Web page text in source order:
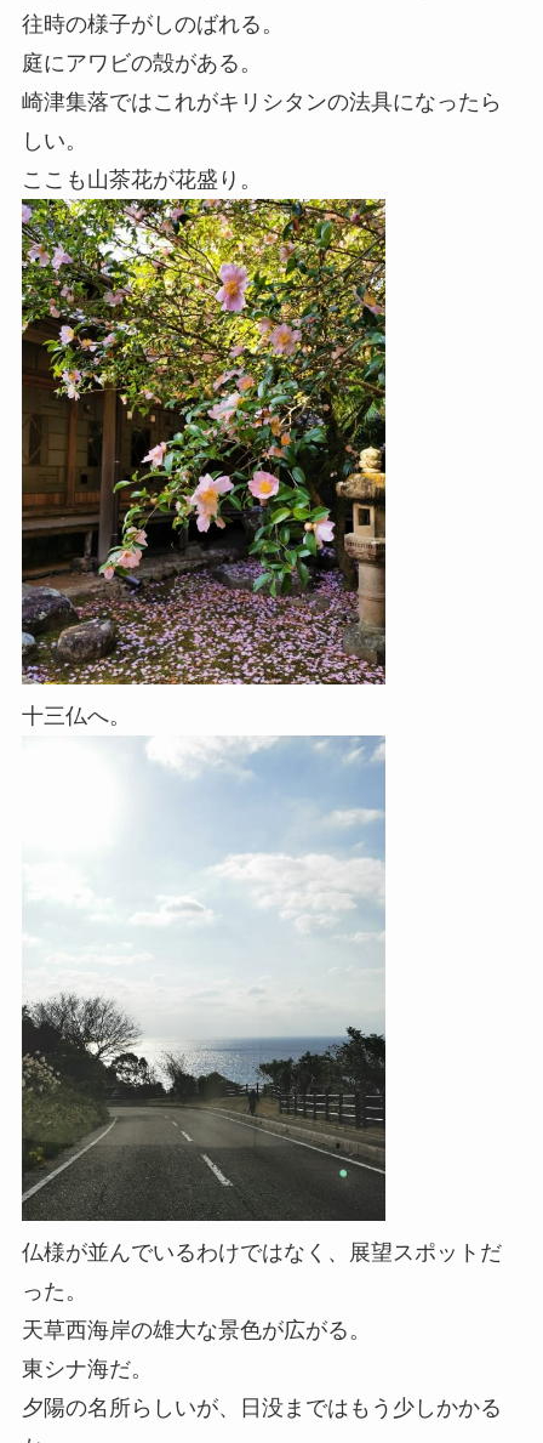
往時の様子がしのばれる。
庭にアワビの殻がある。
崎津集落ではこれがキリシタンの法具になったら
しい。
ここも山茶花が花盛り。
十三仏へ。
仏様が並んでいるわけではなく、展望スポットだ
った。
天草西海岸の雄大な景色が広がる。
東シナ海だ。
夕陽の名所らしいが、日没まではもう少しかかる